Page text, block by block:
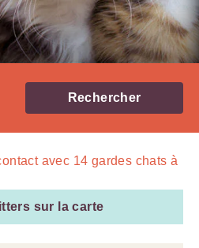
Rechercher
avec 14 gardes chats à
sur la carte